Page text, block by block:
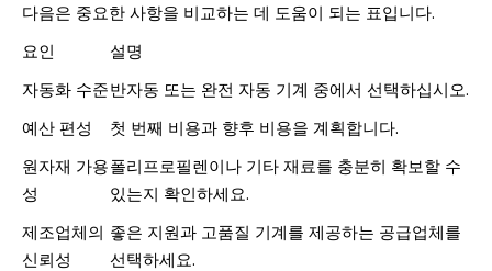
다음은 중요한 사항을 비교하는 데 도움이 되는 표입니다.
요인
설명
자동화 수준반자동 또는 완전 자동 기계 중에서 선택하십시오.
예산 편성
첫 번째 비용과 향후 비용을 계획합니다.
원자재 가용
성
폴리프로필렌이나 기타 재료를 충분히 확보할 수
있는지 확인하세요.
제조업체의
신뢰성
좋은 지원과 고품질 기계를 제공하는 공급업체를
선택하세요.